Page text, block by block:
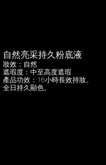
自然亮采持久粉底液
妝效：自然
遮瑕度：中至高度遮瑕
產品功效：16小時長效持妝。
全日持久顯色。